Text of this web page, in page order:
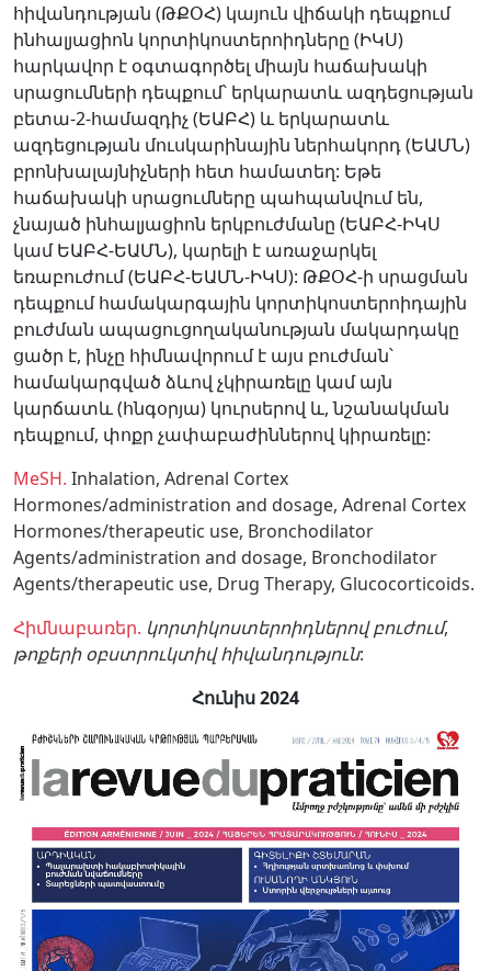
հիվանդության (ԹՔՕՀ) կայուն վիճակի դեպքում
ինհալյացիոն կորտիկոստերոիդները (ԻԿՍ)
հարկավոր է օգտագործել միայն հաճախակի
սրացումների դեպքում՝ երկարատև ազդեցության
բետա-2-համազդիչ (ԵԱԲՀ) և երկարատև
ազդեցության մուսկարինային ներհակորդ (ԵԱՄՆ)
բրոնխալայնիչների հետ համատեղ: Եթե
հաճախակի սրացումները պահպանվում են,
չնայած ինհալյացիոն երկբուժմանը (ԵԱԲՀ-ԻԿՍ
կամ ԵԱԲՀ-ԵԱՄՆ), կարելի է առաջարկել
եռաբուժում (ԵԱԲՀ-ԵԱՄՆ-ԻԿՍ): ԹՔՕՀ-ի սրացման
դեպքում համակարգային կորտիկոստերոիդային
բուժման ապացուցողականության մակարդակը
ցածր է, ինչը հիմնավորում է այս բուժման՝
համակարգված ձևով չկիրառելը կամ այն
կարճատև (հնգօրյա) կուրսերով և, նշանակման
դեպքում, փոքր չափաբաժիններով կիրառելը:
MeSH. Inhalation, Adrenal Cortex
Hormones/administration and dosage, Adrenal Cortex
Hormones/therapeutic use, Bronchodilator
Agents/administration and dosage, Bronchodilator
Agents/therapeutic use, Drug Therapy, Glucocorticoids.
Հիմնաբառեր. կորտիկոստերոիդներով բուժում,
թոքերի օբստրուկտիվ հիվանդություն:
Հունիս 2024